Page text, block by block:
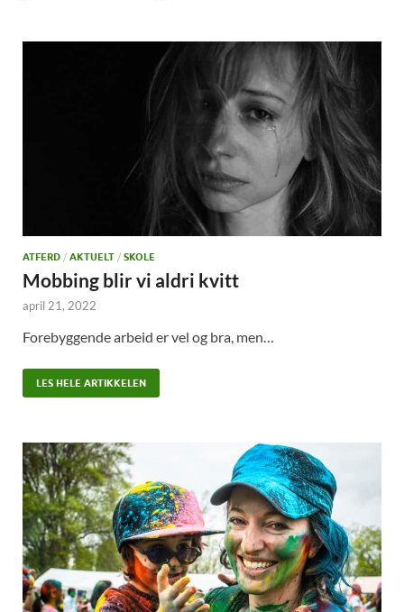
ATFERD / AKTUELT / SKOLE
Mobbing blir vi aldri kvitt
april 21, 2022
Forebyggende arbeid er vel og bra, men…
LES HELE ARTIKKELEN